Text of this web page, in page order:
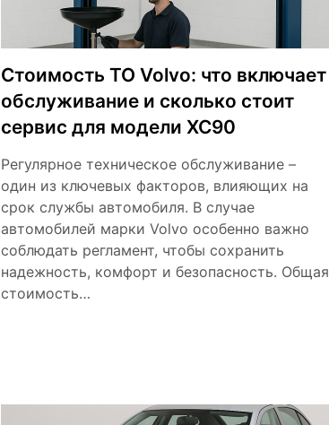
Стоимость ТО Volvo: что включает
обслуживание и сколько стоит
сервис для модели XC90
Регулярное техническое обслуживание –
один из ключевых факторов, влияющих на
срок службы автомобиля. В случае
автомобилей марки Volvo особенно важно
соблюдать регламент, чтобы сохранить
надежность, комфорт и безопасность. Общая
стоимость…